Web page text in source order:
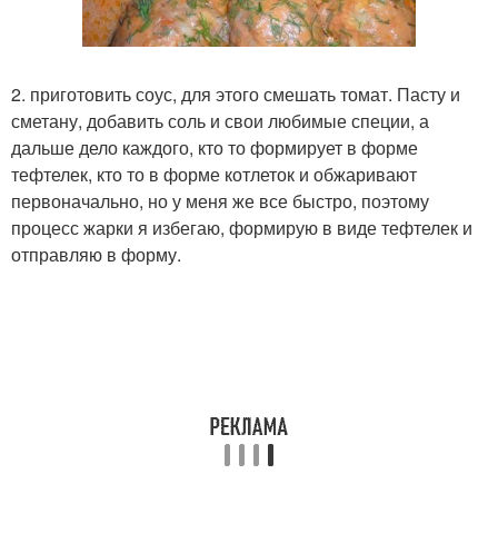
2. приготовить соус, для этого смешать томат. Пасту и
сметану, добавить соль и свои любимые специи, а
дальше дело каждого, кто то формирует в форме
тефтелек, кто то в форме котлеток и обжаривают
первоначально, но у меня же все быстро, поэтому
процесс жарки я избегаю, формирую в виде тефтелек и
отправляю в форму.